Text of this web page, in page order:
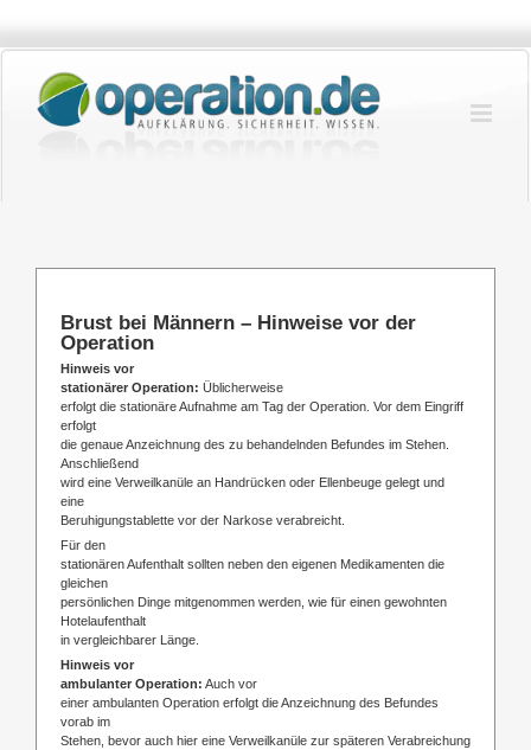
springen
Brust bei Männern – Hinweise vor der
Operation
Hinweis vor
stationärer Operation: Üblicherweise
erfolgt die stationäre Aufnahme am Tag der Operation. Vor dem Eingriff
erfolgt
die genaue Anzeichnung des zu behandelnden Befundes im Stehen.
Anschließend
wird eine Verweilkanüle an Handrücken oder Ellenbeuge gelegt und
eine
Beruhigungstablette vor der Narkose verabreicht.
Für den
stationären Aufenthalt sollten neben den eigenen Medikamenten die
gleichen
persönlichen Dinge mitgenommen werden, wie für einen gewohnten
Hotelaufenthalt
in vergleichbarer Länge.
Hinweis vor
ambulanter Operation: Auch vor
einer ambulanten Operation erfolgt die Anzeichnung des Befundes
vorab im
Stehen, bevor auch hier eine Verweilkanüle zur späteren Verabreichung